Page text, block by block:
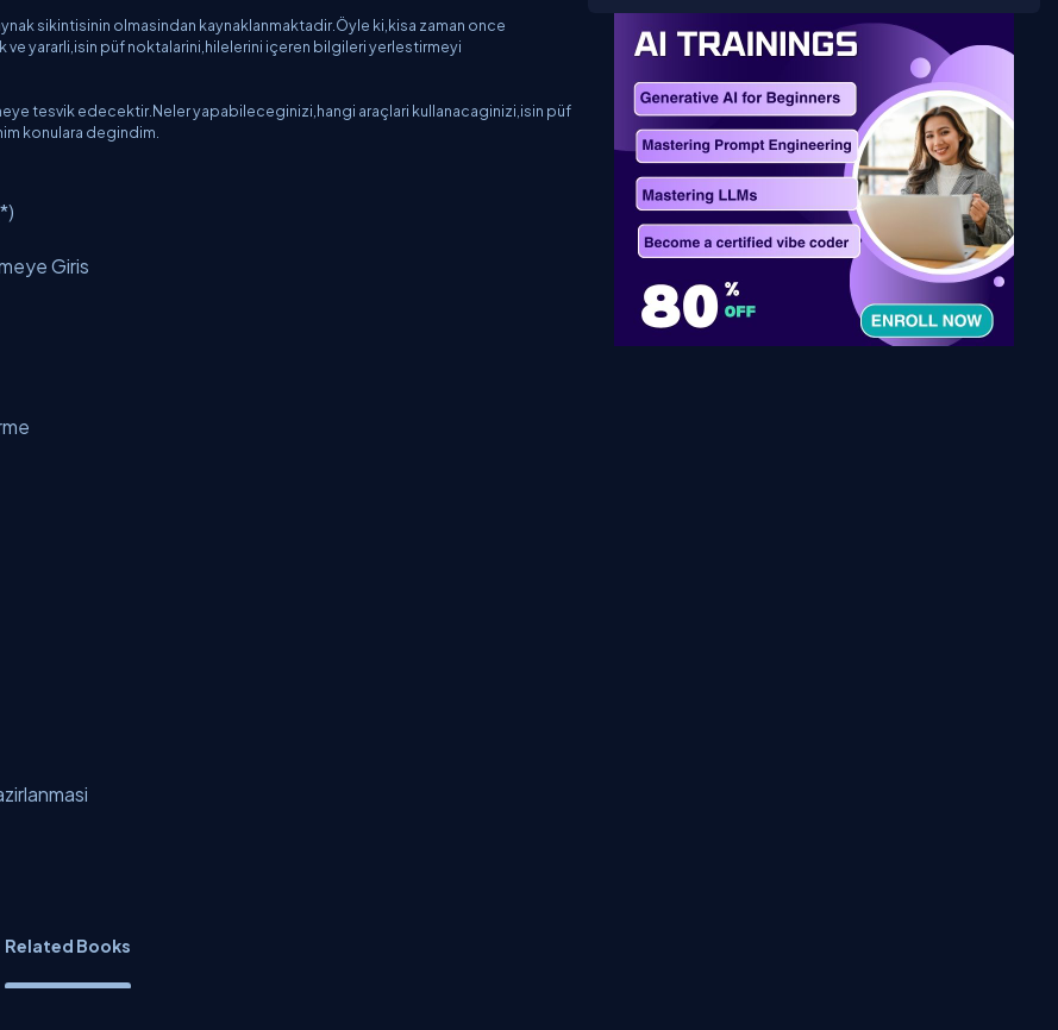
sikintisinin olmasindan kaynaklanmaktadir.Öyle ki,kisa zaman once
yararli,isin püf noktalarini,hilelerini içeren bilgileri yerlestirmeyi
tesvik edecektir.Neler yapabileceginizi,hangi araçlari kullanacaginizi,isin püf
konulara degindim.
Giris
Related Books